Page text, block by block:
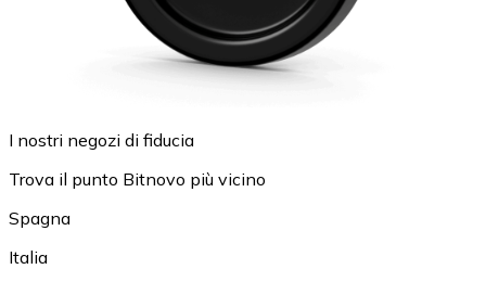
I nostri negozi di fiducia
Trova il punto Bitnovo più vicino
Spagna
Italia